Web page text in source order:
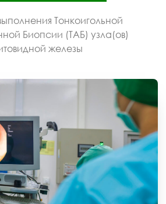
Тонкоигольной
Биопсии (ТАБ) узла(ов)
железы